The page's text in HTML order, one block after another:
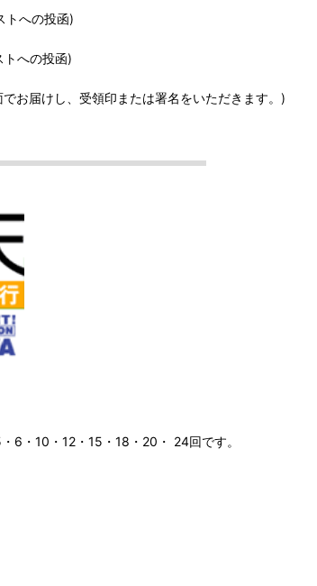
トへの投函)
トへの投函)
お届けし、受領印または署名をいただきます。)
6・10・12・15・18・20・ 24回です。